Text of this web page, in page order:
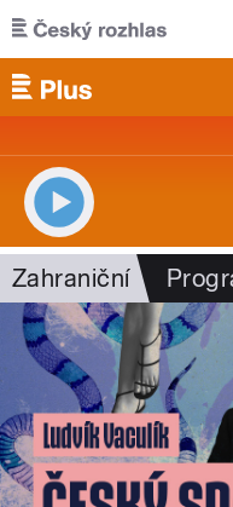
Přejít k hlavnímu obsahu
Zahraniční